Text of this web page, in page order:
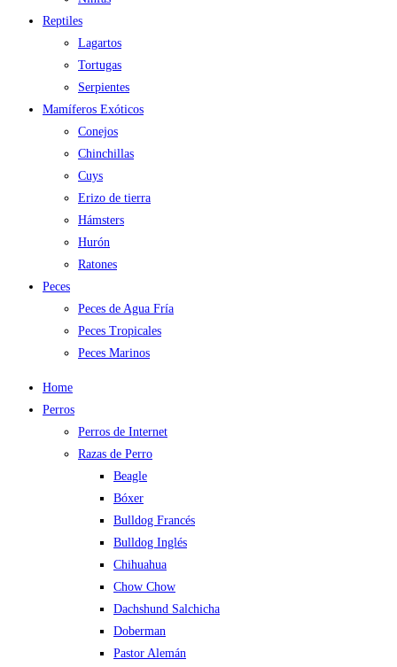
Reptiles
Lagartos
Tortugas
Serpientes
Mamíferos Exóticos
Conejos
Chinchillas
Cuys
Erizo de tierra
Hámsters
Hurón
Ratones
Peces
Peces de Agua Fría
Peces Tropicales
Peces Marinos
Home
Perros
Perros de Internet
Razas de Perro
Beagle
Bóxer
Bulldog Francés
Bulldog Inglés
Chihuahua
Chow Chow
Dachshund Salchicha
Doberman
Pastor Alemán